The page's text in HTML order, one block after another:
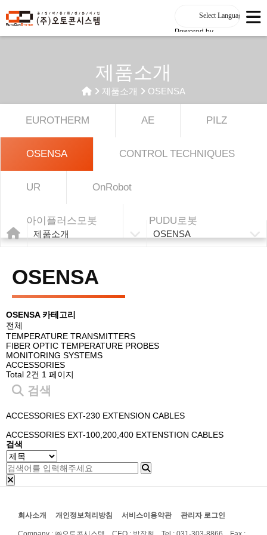
Powered by
제품소개
제품소개 OSENSA
EUROTHERM AE PILZ
OSENSA CONTROL TECHNIQUES
UR OnRobot
아이플러스모봇 PUDU로봇
제품소개 OSENSA
OSENSA
OSENSA 카테고리
전체
TEMPERATURE TRANSMITTERS
FIBER OPTIC TEMPERATURE PROBES
MONITORING SYSTEMS
ACCESSORIES
Total 2건 1 페이지
검색
ACCESSORIES EXT-230 EXTENSION CABLES
ACCESSORIES EXT-100,200,400 EXTENSTION CABLES
검색
회사소개 개인정보처리방침 서비스이용약관 관리자 로그인